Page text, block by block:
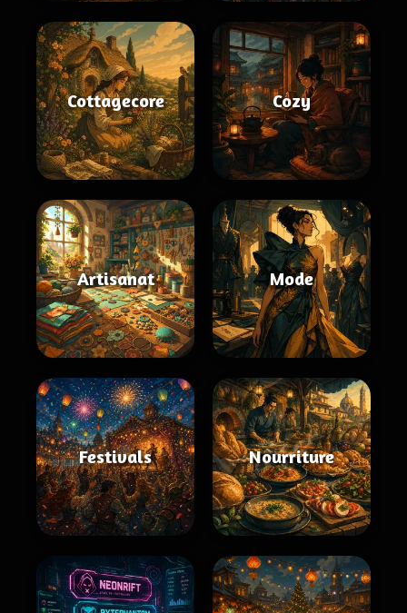
Cottagecore Cozy
Artisanat Mode
Festivals Nourriture